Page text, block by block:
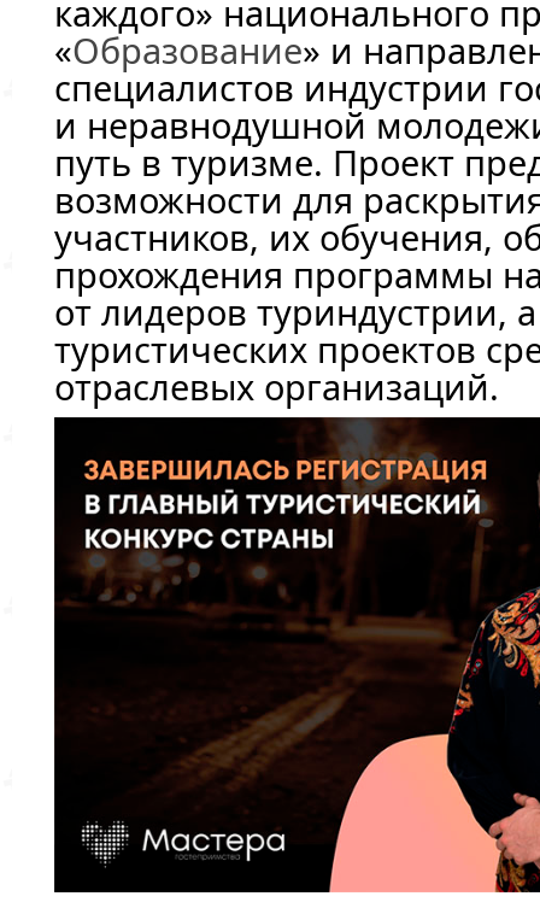
каждого» национального
«Образование» и
специалистов индустрии
и неравнодушной
путь в туризме. Проект
возможности для
участников, их обучения,
прохождения программы
от лидеров туриндустрии,
туристических проектов
отраслевых организаций.